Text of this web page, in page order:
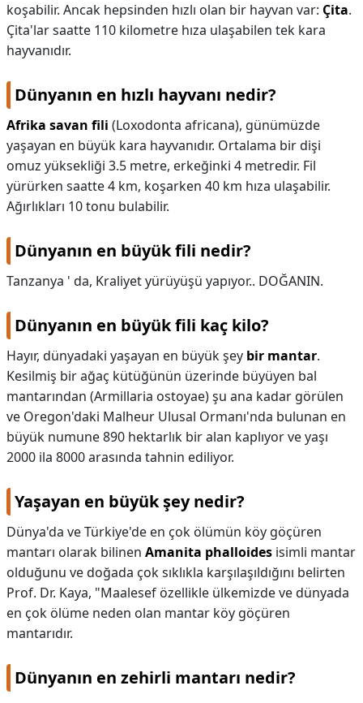
koşabilir. Ancak hepsinden hızlı olan bir hayvan var: Çita.
Çita'lar saatte 110 kilometre hıza ulaşabilen tek kara
hayvanıdır.
Dünyanın en hızlı hayvanı nedir?
Afrika savan fili (Loxodonta africana), günümüzde
yaşayan en büyük kara hayvanıdır. Ortalama bir dişi
omuz yüksekliği 3.5 metre, erkeğinki 4 metredir. Fil
yürürken saatte 4 km, koşarken 40 km hıza ulaşabilir.
Ağırlıkları 10 tonu bulabilir.
Dünyanın en büyük fili nedir?
Tanzanya ' da, Kraliyet yürüyüşü yapıyor.. DOĞANIN.
Dünyanın en büyük fili kaç kilo?
Hayır, dünyadaki yaşayan en büyük şey bir mantar.
Kesilmiş bir ağaç kütüğünün üzerinde büyüyen bal
mantarından (Armillaria ostoyae) şu ana kadar görülen
ve Oregon'daki Malheur Ulusal Ormanı'nda bulunan en
büyük numune 890 hektarlık bir alan kaplıyor ve yaşı
2000 ila 8000 arasında tahnin ediliyor.
Yaşayan en büyük şey nedir?
Dünya'da ve Türkiye'de en çok ölümün köy göçüren
mantarı olarak bilinen Amanita phalloides isimli mantar
olduğunu ve doğada çok sıklıkla karşılaşıldığını belirten
Prof. Dr. Kaya, "Maalesef özellikle ülkemizde ve dünyada
en çok ölüme neden olan mantar köy göçüren
mantarıdır.
Dünyanın en zehirli mantarı nedir?